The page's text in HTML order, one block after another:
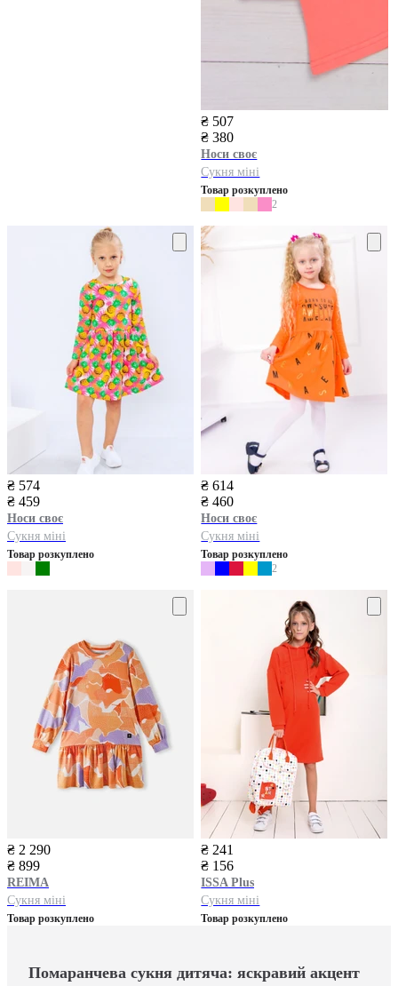
₴ 507
₴ 380
Носи своє
Сукня міні
Товар розкуплено
2
₴ 574
₴ 459
Носи своє
Сукня міні
Товар розкуплено
₴ 614
₴ 460
Носи своє
Сукня міні
Товар розкуплено
2
₴ 2 290
₴ 899
REIMA
Сукня міні
Товар розкуплено
₴ 241
₴ 156
ISSA Plus
Сукня міні
Товар розкуплено
Помаранчева сукня дитяча: яскравий акцент